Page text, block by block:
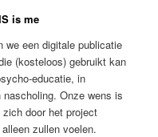
is me
we een digitale publicatie
(kosteloos) gebruikt kan
educatie, in
Onze wens is
door het project
zullen voelen.